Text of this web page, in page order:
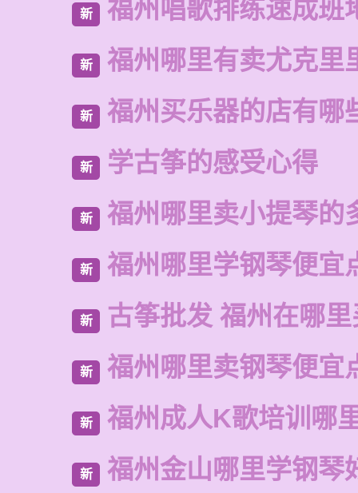
新 福州唱歌排练速成班
新 福州哪里有卖尤克里
新 福州买乐器的店有哪
新 学古筝的感受心得
新 福州哪里卖小提琴的
新 福州哪里学钢琴便宜
新 古筝批发 福州在哪
新 福州哪里卖钢琴便宜
新 福州成人K歌培训哪
新 福州金山哪里学钢琴